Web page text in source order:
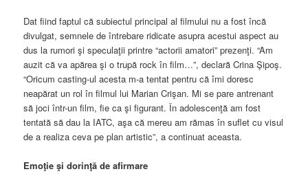
Dat fiind faptul că subiectul principal al filmului nu a fost încă
divulgat, semnele de întrebare ridicate asupra acestui aspect au
dus la rumori şi speculaţii printre “actorii amatori” prezenţi. “Am
auzit că va apărea şi o trupă rock în film…”, declară Crina Şipoş.
“Oricum casting-ul acesta m-a tentat pentru că îmi doresc
neapărat un rol în filmul lui Marian Crişan. Mi se pare antrenant
să joci într-un film, fie ca şi figurant. În adolescenţă am fost
tentată să dau la IATC, aşa că mereu am rămas în suflet cu visul
de a realiza ceva pe plan artistic”, a continuat aceasta.
Emoţie şi dorinţă de afirmare